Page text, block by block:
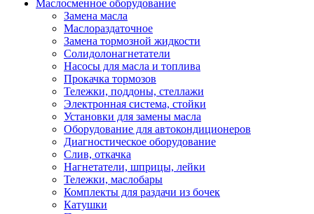
Маслосменное оборудование
Замена масла
Маслораздаточное
Замена тормозной жидкости
Солидолонагнетатели
Насосы для масла и топлива
Прокачка тормозов
Тележки, поддоны, стеллажи
Электронная система, стойки
Установки для замены масла
Оборудование для автокондиционеров
Диагностическое оборудование
Слив, откачка
Нагнетатели, шприцы, лейки
Тележки, маслобары
Комплекты для раздачи из бочек
Катушки